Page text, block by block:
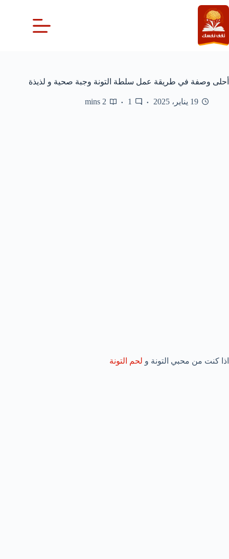
التجاوز
إلى
المحتوى
أحلى وصفة في طريقة عمل سلطة التونة وجبة صحية و لذيذة
19 يناير، 2025 1
2 mins
اذا كنت من محبي التونة و لحم التونة